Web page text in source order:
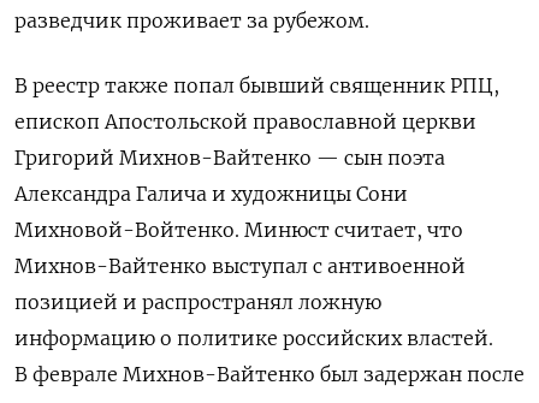
разведчик проживает за рубежом.
В реестр также попал бывший священник РПЦ,
епископ Апостольской православной церкви
Григорий Михнов-Вайтенко — сын поэта
Александра Галича и художницы Сони
Михновой-Войтенко. Минюст считает, что
Михнов-Вайтенко выступал с антивоенной
позицией и распространял ложную
информацию о политике российских властей.
В феврале Михнов-Вайтенко был задержан после